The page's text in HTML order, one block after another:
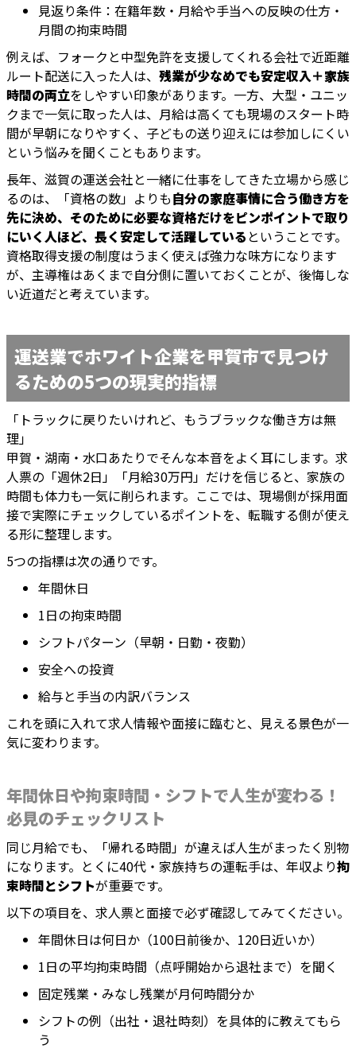
見返り条件：在籍年数・月給や手当への反映の仕方・
月間の拘束時間
例えば、フォークと中型免許を支援してくれる会社で近距離
ルート配送に入った人は、 残業が少なめでも安定収入＋家族
時間の両立をしやすい印象があります。一方、大型・ユニッ
クまで一気に取った人は、月給は高くても現場のスタート時
間が早朝になりやすく、子どもの送り迎えには参加しにくい
という悩みを聞くこともあります。
長年、滋賀の運送会社と一緒に仕事をしてきた立場から感じ
るのは、「資格の数」よりも自分の家庭事情に合う働き方を
先に決め、そのために必要な資格だけをピンポイントで取り
にいく人ほど、長く安定して活躍している ということです。
資格取得支援の制度はうまく使えば強力な味方になります
が、主導権はあくまで自分側に置いておくことが、後悔しな
い近道だと考えています。
運送業でホワイト企業を甲賀市で見つけ
るための5つの現実的指標
「トラックに戻りたいけれど、もうブラックな働き方は無
理」
甲賀・湖南・水口あたりでそんな本音をよく耳にします。求
人票の「週休2日」「月給30万円」だけを信じると、家族の
時間も体力も一気に削られます。ここでは、現場側が採用面
接で実際にチェックしているポイントを、転職する側が使え
る形に整理します。
5つの指標は次の通りです。
年間休日
1日の拘束時間
シフトパターン（早朝・日勤・夜勤）
安全への投資
給与と手当の内訳バランス
これを頭に入れて求人情報や面接に臨むと、見える景色が一
気に変わります。
年間休日や拘束時間・シフトで人生が変わる！
必見のチェックリスト
同じ月給でも、「帰れる時間」が違えば人生がまったく別物
になります。とくに40代・家族持ちの運転手は、年収より拘
束時間とシフトが重要です。
以下の項目を、求人票と面接で必ず確認してみてください。
年間休日は何日か（100日前後か、120日近いか）
1日の平均拘束時間（点呼開始から退社まで）を聞く
固定残業・みなし残業が月何時間分か
シフトの例（出社・退社時刻）を具体的に教えてもら
う